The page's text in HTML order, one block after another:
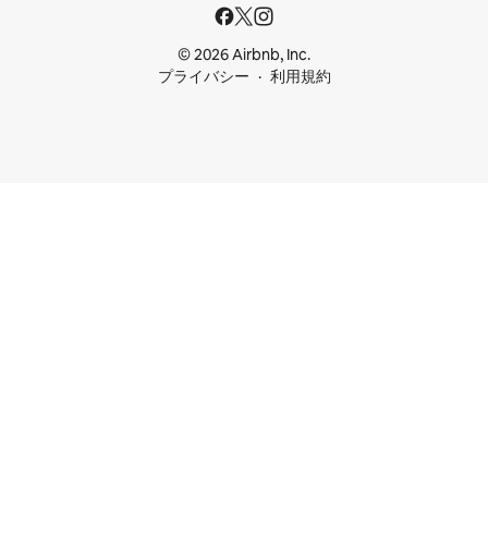
© 2026 Airbnb, Inc.
プライバシー
利用規約